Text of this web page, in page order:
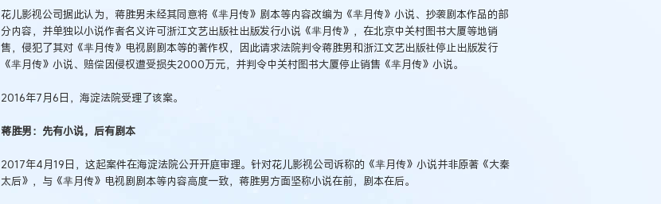
花儿影视公司据此认为，蒋胜男未经其同意将《芈月传》剧本等内容改编为《芈月传》小说、抄袭剧本作品的部
分内容，并单独以小说作者名义许可浙江文艺出版社出版发行小说《芈月传》，在北京中关村图书大厦等地销
售，侵犯了其对《芈月传》电视剧剧本等的著作权，因此请求法院判令蒋胜男和浙江文艺出版社停止出版发行
《芈月传》小说、赔偿因侵权遭受损失2000万元，并判令中关村图书大厦停止销售《芈月传》小说。
2016年7月6日，海淀法院受理了该案。
蒋胜男：先有小说，后有剧本
2017年4月19日，这起案件在海淀法院公开开庭审理。针对花儿影视公司诉称的《芈月传》小说并非原著《大秦
太后》，与《芈月传》电视剧剧本等内容高度一致，蒋胜男方面坚称小说在前，剧本在后。